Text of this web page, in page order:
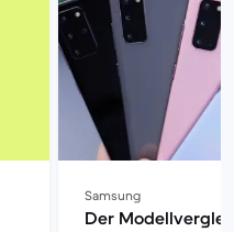
Samsung
Der